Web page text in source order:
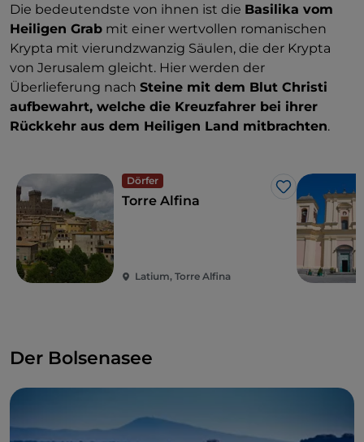
Die bedeutendste von ihnen ist die Basilika vom
Heiligen Grab mit einer wertvollen romanischen
Krypta mit vierundzwanzig Säulen, die der Krypta
von Jerusalem gleicht. Hier werden der
Überlieferung nach Steine mit dem Blut Christi
aufbewahrt, welche die Kreuzfahrer bei ihrer
Rückkehr aus dem Heiligen Land mitbrachten.
Dörfer
Like
Torre Alfina
Latium, Torre Alfina
Der Bolsenasee